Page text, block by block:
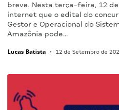
breve. Nesta terça-feira, 12
internet que o edital do
Gestor e Operacional do
Amazônia pode…
Lucas Batista • 12 de Setembro de